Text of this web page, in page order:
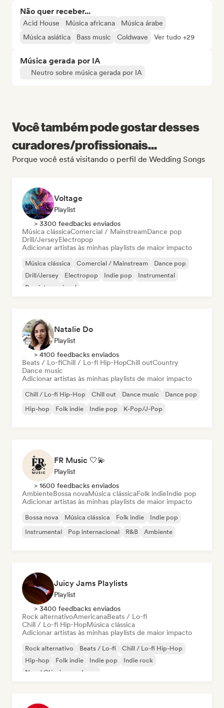
Não quer receber...
Acid House Música africana
Música árabe
Música asiática
Bass music Coldwave Ver tudo +29
Música gerada por IA
Neutro sobre música gerada por IA
Você também pode gostar desses
curadores/profissionais...
Porque você está visitando o perfil de Wedding Songs
Voltage
Playlist
> 3300 feedbacks enviados
Música clássicaComercial / MainstreamDance pop
Drill/JerseyElectropop
Adicionar artistas às minhas playlists de maior impacto
Música clássica Comercial / Mainstream
Dance pop
Drill/Jersey
Electropop Indie pop
Instrumental
Pop internacional
Natalie Do
Playlist
> 4100 feedbacks enviados
Beats / Lo-fiChill / Lo-fi Hip-HopChill outCountry
Dance music
Adicionar artistas às minhas playlists de maior impacto
Chill / Lo-fi Hip-Hop Chill out Dance music
Dance pop
Hip-hop
Folk indie Indie pop K-Pop/J-Pop
FR Music 🤍💫
Playlist
> 1600 feedbacks enviados
AmbienteBossa novaMúsica clássicaFolk indieIndie pop
Adicionar artistas às minhas playlists de maior impacto
Bossa nova Música clássica Folk indie
Indie pop
Instrumental
Pop internacional R&B Ambiente
Juicy Jams Playlists
Playlist
> 3400 feedbacks enviados
Rock alternativoAmericanaBeats / Lo-fi
Chill / Lo-fi Hip-HopMúsica clássica
Adicionar artistas às minhas playlists de maior impacto
Rock alternativo Beats / Lo-fi
Chill / Lo-fi Hip-Hop
Hip-hop
Folk indie Indie pop
Indie rock
Neo / Clássico moderno